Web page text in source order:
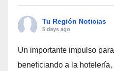
Tu Región Noticias
5 days ago
Un importante impulso
beneficiando a la